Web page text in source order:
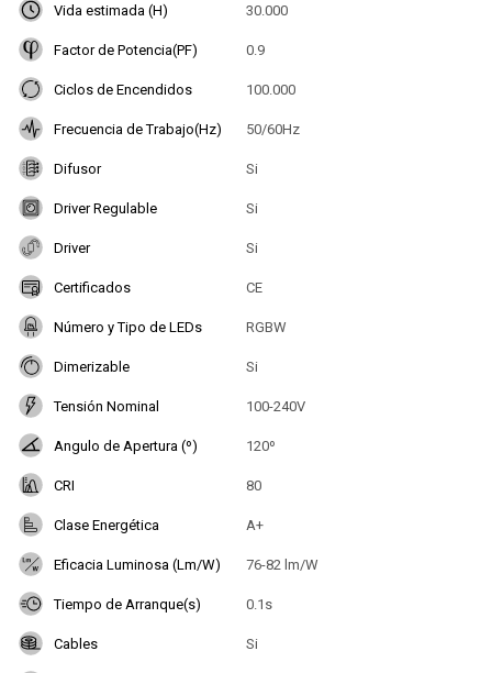
Vida estimada (H) 30.000
Factor de Potencia(PF) 0.9
Ciclos de Encendidos 100.000
Frecuencia de Trabajo(Hz) 50/60Hz
Difusor Si
Driver Regulable Si
Driver Si
Certificados CE
Número y Tipo de LEDs RGBW
Dimerizable Si
Tensión Nominal 100-240V
Angulo de Apertura (º) 120º
CRI 80
Clase Energética A+
Eficacia Luminosa (Lm/W) 76-82 lm/W
Tiempo de Arranque(s) 0.1s
Cables Si